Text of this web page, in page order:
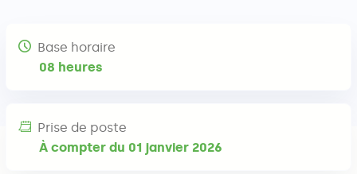
Base horaire
08 heures
Prise de poste
À compter du 01 janvier 2026